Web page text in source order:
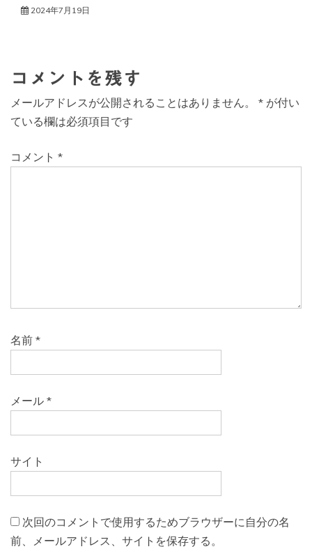
2024年7月19日
コメントを残す
メールアドレスが公開されることはありません。 * が付い
ている欄は必須項目です
コメント *
名前 *
メール *
サイト
次回のコメントで使用するためブラウザーに自分の名
前、メールアドレス、サイトを保存する。